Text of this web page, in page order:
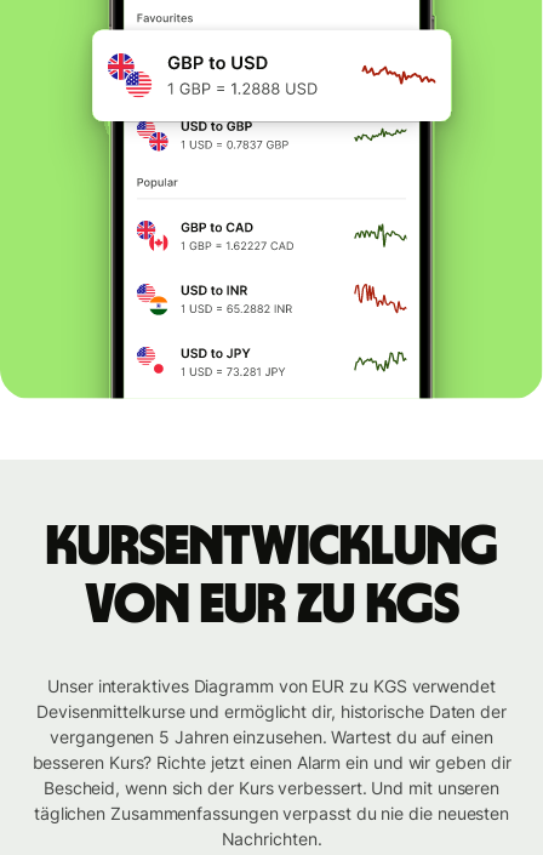
Kursentwicklung
von EUR zu KGS
Unser interaktives Diagramm von EUR zu KGS verwendet
Devisenmittelkurse und ermöglicht dir, historische Daten der
vergangenen 5 Jahren einzusehen. Wartest du auf einen
besseren Kurs? Richte jetzt einen Alarm ein und wir geben dir
Bescheid, wenn sich der Kurs verbessert. Und mit unseren
täglichen Zusammenfassungen verpasst du nie die neuesten
Nachrichten.